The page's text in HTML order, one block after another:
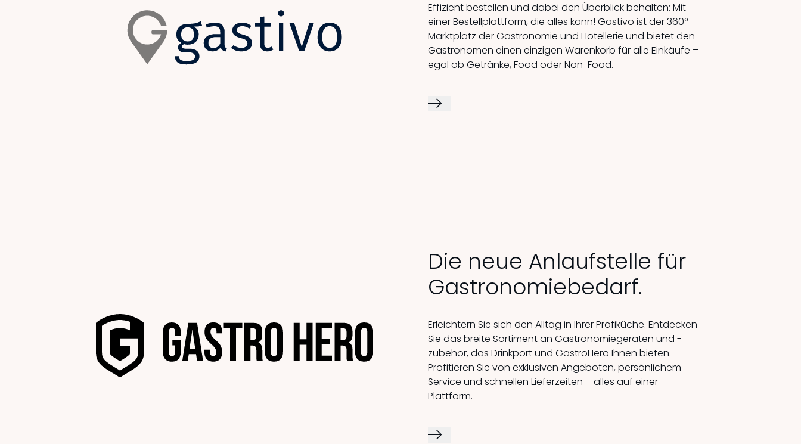
Effizient bestellen und dabei den Überblick behalten: Mit
einer Bestellplattform, die alles kann! Gastivo ist der 360°-
Marktplatz der Gastronomie und Hotellerie und bietet den
Gastronomen einen einzigen Warenkorb für alle Einkäufe –
egal ob Getränke, Food oder Non-Food.
Die neue Anlaufstelle für
Gastro­nomie­bedarf.
Erleichtern Sie sich den Alltag in Ihrer Profiküche. Entdecken
Sie das breite Sortiment an Gastro­nomie­geräten und -
zubehör, das Drinkport und GastroHero Ihnen bieten.
Profitieren Sie von exklusiven Angeboten, persönlichem
Service und schnellen Lieferzeiten – alles auf einer
Plattform.